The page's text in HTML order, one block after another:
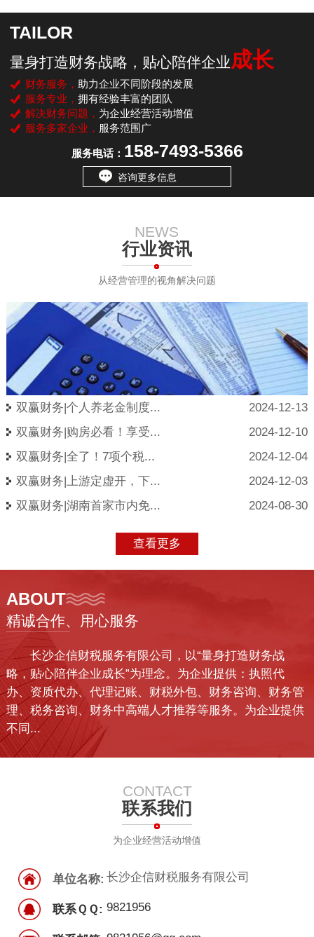
TAILOR
量身打造财务战略，贴心陪伴企业成长
财务服务， 助力企业不同阶段的发展
服务专业，拥有经验丰富的团队
解决财务问题， 为企业经营活动增值
服务多家企业， 服务范围广
服务电话： 158-7493-5366
咨询更多信息
NEWS
行业资讯
从经营管理的视角解决问题
2024-12-13
双赢财务|个人养老金制度...
2024-12-10
双赢财务|购房必看！享受...
2024-12-04
双赢财务|全了！7项个税...
2024-12-03
双赢财务|上游定虚开，下...
2024-08-30
双赢财务|湖南首家市内免...
查看更多
ABOUT
精诚合作、用心服务
长沙企信财税服务有限公司，以“量身打造财务战
略，贴心陪伴企业成长”为理念。为企业提供：执照代
办、资质代办、代理记账、财税外包、财务咨询、财务管
理、税务咨询、财务中高端人才推荐等服务。为企业提供
不同...
CONTACT
联系我们
为企业经营活动增值
单位名称: 长沙企信财税服务有限公司
联系ＱＱ: 9821956